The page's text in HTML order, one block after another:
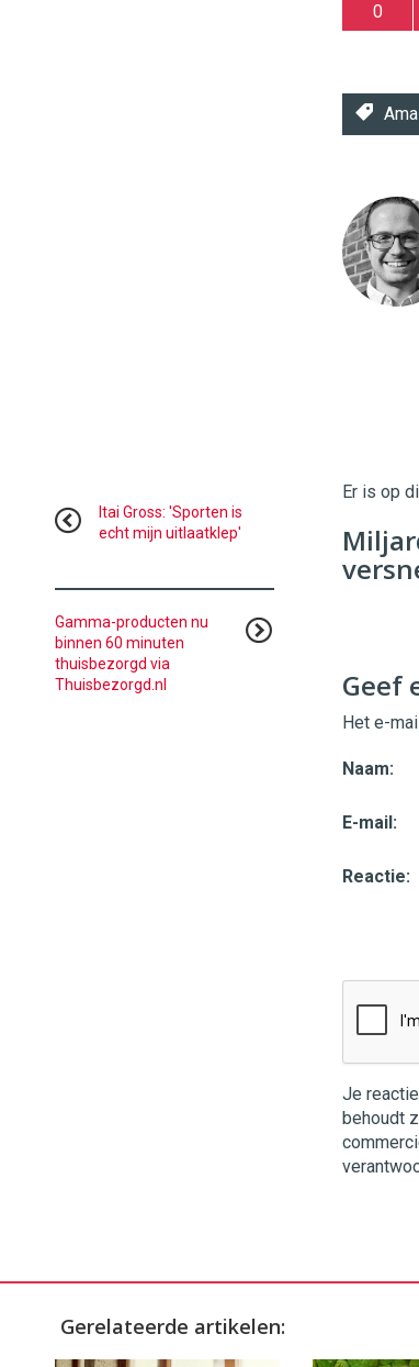
0
Twinkle
|
Digital
Er is op
Geef
Het e-
Naam:
E-mail:
Reactie:
Je
behoudt
Itai Gross: 'Sporten is
echt mijn uitlaatklep'
Gamma-producten nu
binnen 60 minuten
thuisbezorgd via
Thuisbezorgd.nl
Gerelateerde artikelen: